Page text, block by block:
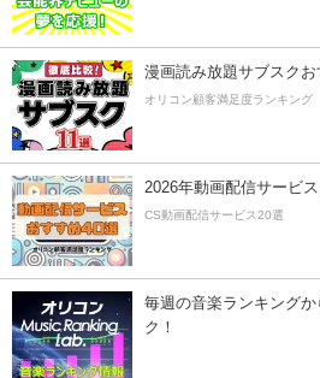
漫画読み放題サブスクお
オリコン顧客満足度ランキング
2026年動画配信サービ
CS動画配信サービス20選
毎週の音楽ランキング
ク！